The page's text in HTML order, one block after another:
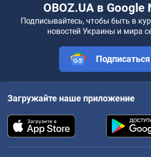
OBOZ.UA в Google
Подписывайтесь, чтобы быть в
новостей Украины и мира
Подписаться
Загружайте наше приложение